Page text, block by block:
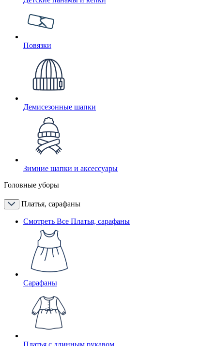
Повязки
Демисезонные шапки
Зимние шапки и аксессуары
Головные уборы
Платья, сарафаны
Смотреть Все Платья, сарафаны
Сарафаны
Платья с длинным рукавом